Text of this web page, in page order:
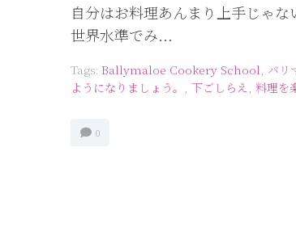
自分はお料理あんまり上手じゃ
世界水準でみ...
Tags: Ballymaloe Cookery School バリ
ようになりましょう。
下ごしらえ 料理を
0